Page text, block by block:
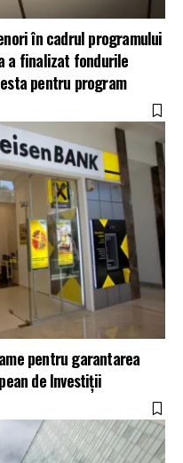
în cadrul programului
a finalizat fondurile
pentru program
pentru garantarea
de Investiţii